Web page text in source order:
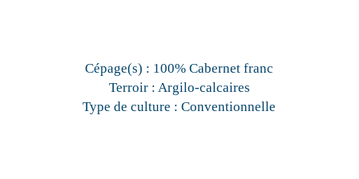
Cépage(s) : 100% Cabernet franc
Terroir : Argilo-calcaires
Type de culture : Conventionnelle